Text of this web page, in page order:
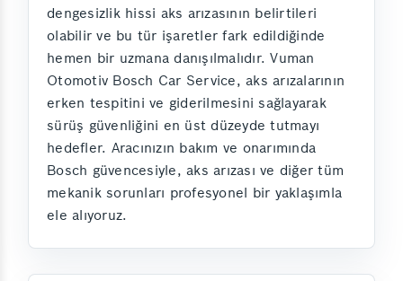
dengesizlik hissi aks arızasının belirtileri
olabilir ve bu tür işaretler fark edildiğinde
hemen bir uzmana danışılmalıdır. Vuman
Otomotiv Bosch Car Service, aks arızalarının
erken tespitini ve giderilmesini sağlayarak
sürüş güvenliğini en üst düzeyde tutmayı
hedefler. Aracınızın bakım ve onarımında
Bosch güvencesiyle, aks arızası ve diğer tüm
mekanik sorunları profesyonel bir yaklaşımla
ele alıyoruz.